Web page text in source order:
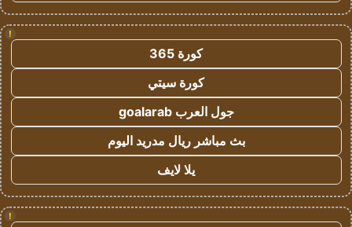
!
كورة 365
كورة سيتي
جول العرب goalarab
بث مباشر ريال مدريد اليوم
يلا لايف
!